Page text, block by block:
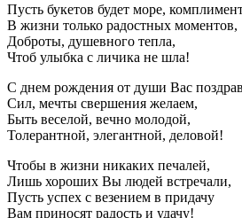
Пусть букетов будет море,
В жизни только радостных моментов,
Доброты, душевного тепла,
Чтоб улыбка с личика не шла!
С днем рождения от души Вас
Сил, мечты свершения желаем,
Быть веселой, вечно молодой,
Толерантной, элегантной, деловой!
Чтобы в жизни никаких печалей,
Лишь хороших Вы людей встречали,
Пусть успех с везением в придачу
Вам приносят радость и удачу!